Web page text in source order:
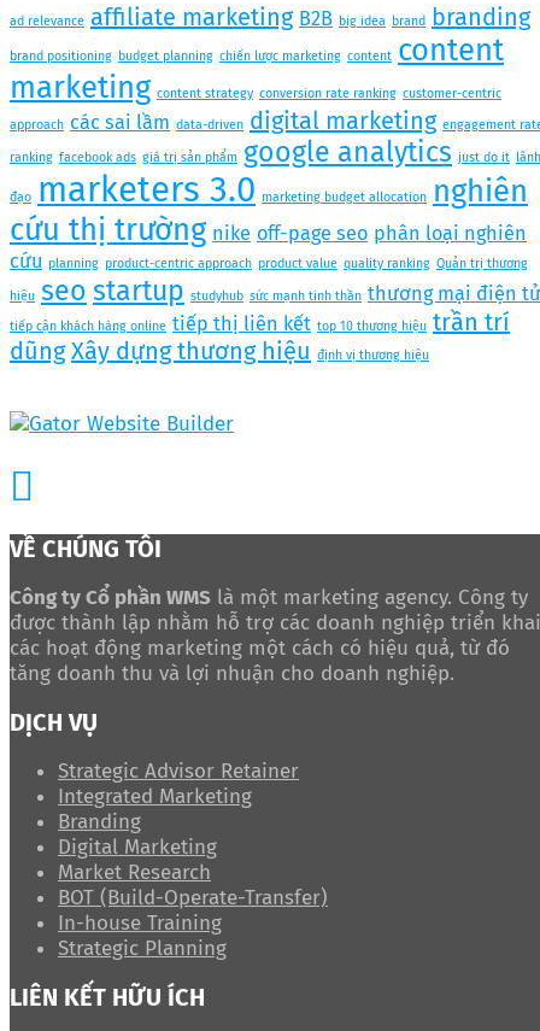
ad relevance affiliate marketing B2B big idea brand branding
brand positioning budget planning chiến lược marketing content content
marketing content strategy conversion rate ranking customer-centric
approach các sai lầm data-driven digital marketing engagement
ranking facebook ads giá trị sản phẩm google analytics just do it lãnh
đạo marketers 3.0 marketing budget allocation nghiên
cứu thị trường nike off-page seo phân loại nghiên
cứu planning product-centric approach product value quality ranking Quản trị thương
hiệu seo startup studyhub sức mạnh tinh thần thương mại điện tử
tiếp cận khách hàng online tiếp thị liên kết top 10 thương hiệu trần trí
dũng Xây dựng thương hiệu định vị thương hiệu
VỀ CHÚNG TÔI
Công ty Cổ phần WMS là một marketing agency. Công ty
được thành lập nhằm hỗ trợ các doanh nghiệp triển khai
các hoạt động marketing một cách có hiệu quả, từ đó
tăng doanh thu và lợi nhuận cho doanh nghiệp.
DỊCH VỤ
Strategic Advisor Retainer
Integrated Marketing
Branding
Digital Marketing
Market Research
BOT (Build-Operate-Transfer)
In-house Training
Strategic Planning
LIÊN KẾT HỮU ÍCH